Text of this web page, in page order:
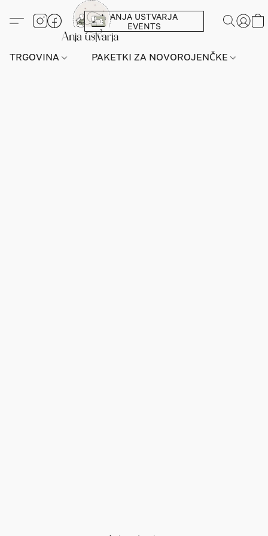
ANJA USTVARJA
EVENTS
TRGOVINA PAKETKI ZA NOVOROJENČKE